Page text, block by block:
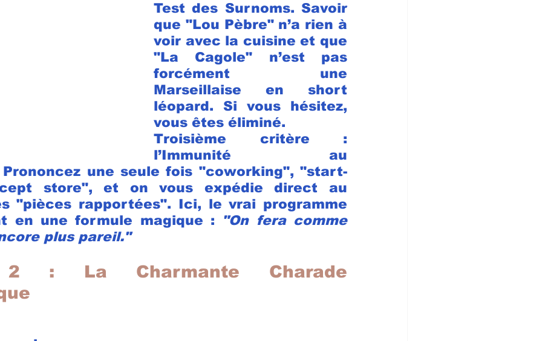
Test des Surnoms. Savoir
que "Lou Pèbre" n’a rien à
voir avec la cuisine et que
"La Cagole" n’est pas
forcément une
Marseillaise en short
léopard. Si vous hésitez,
vous êtes éliminé.
Troisième critère :
l’Immunité au
Prononcez une seule fois "coworking", "start-
store", et on vous expédie direct au
"pièces rapportées". Ici, le vrai programme
en une formule magique :
"On fera comme
plus pareil."
2 : La Charmante Charade